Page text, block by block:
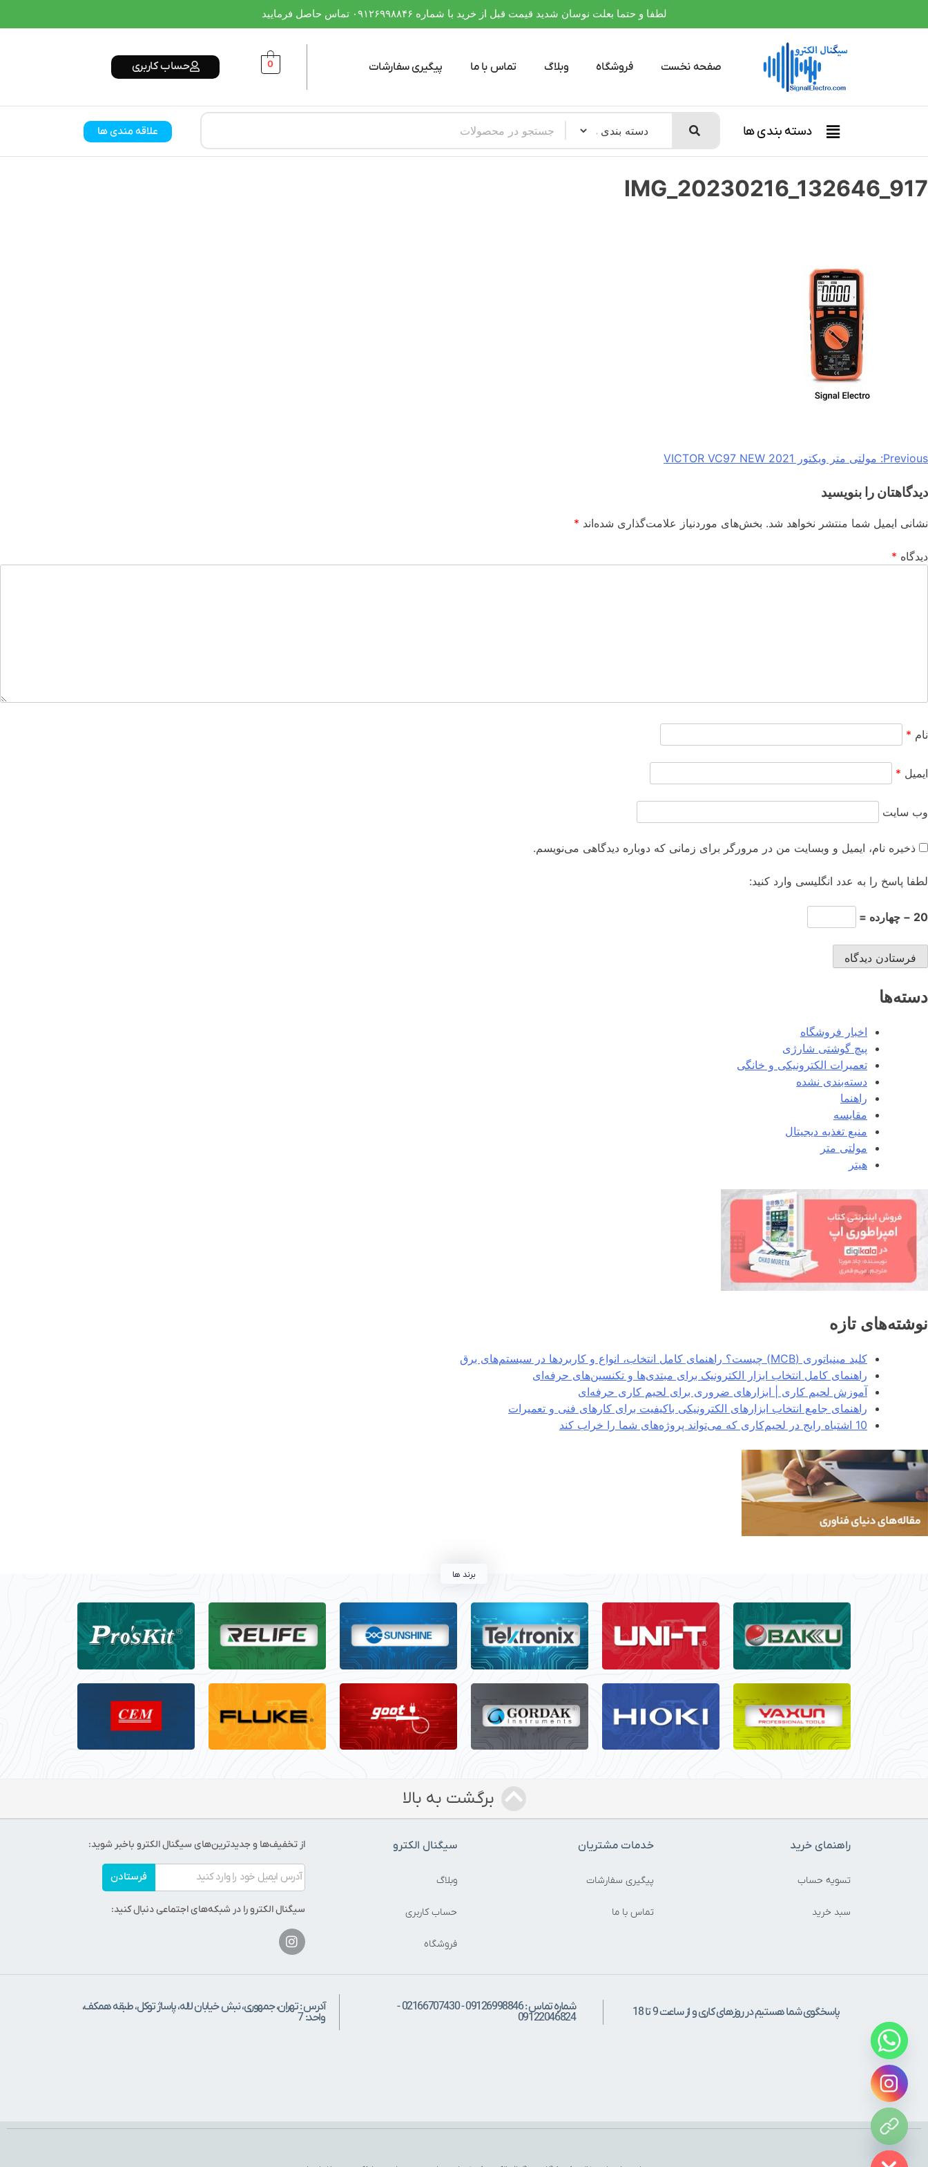
لطفا و حتما بعلت نوسان شدید قیمت قبل از خرید با شماره ۰۹۱۲۶۹۹۸۸۴۶ تماس حاصل فرمایید
صفحه نخست فروشگاه وبلاگ تماس با ما پیگیری سفارشات 0 حساب کاربری
دسته بندی ها علاقه مندی ها
IMG_20230216_132646_917
Previous: مولتی متر ویکتور VICTOR VC97 NEW 2021
دیدگاهتان را بنویسید
نشانی ایمیل شما منتشر نخواهد شد. بخش‌های موردنیاز علامت‌گذاری شده‌اند *
دیدگاه *
نام *
ایمیل *
وب‌ سایت
ذخیره نام، ایمیل و وبسایت من در مرورگر برای زمانی که دوباره دیدگاهی می‌نویسم.
لطفا پاسخ را به عدد انگلیسی وارد کنید:
20 − چهارده =
دسته‌ها
اخبار فروشگاه
پیچ گوشتی شارژی
تعمیرات الکترونیکی و خانگی
دسته‌بندی نشده
راهنما
مقایسه
منبع تغذیه دیجیتال
مولتی متر
هیتر
نوشته‌های تازه
کلید مینیاتوری (MCB) چیست؟ راهنمای کامل انتخاب، انواع و کاربردها در سیستم‌های برق
راهنمای کامل انتخاب ابزار الکترونیک برای مبتدی‌ها و تکنسین‌های حرفه‌ای
آموزش لحیم کاری | ابزارهای ضروری برای لحیم کاری حرفه‌ای
راهنمای جامع انتخاب ابزارهای الکترونیکی باکیفیت برای کارهای فنی و تعمیرات
10 اشتباه رایج در لحیم‌کاری که می‌تواند پروژه‌های شما را خراب کند
برند ها
برگشت به بالا
راهنمای خرید
تسویه حساب
سبد خرید
خدمات مشتریان
پیگیری سفارشات
تماس با ما
سیگنال الکترو
وبلاگ
حساب کاربری
فروشگاه
از تخفیف‌ها و جدیدترین‌های سیگنال الکترو باخبر شوید:
فرستادن
سیگنال الکترو را در شبکه‌های اجتماعی دنبال کنید:
پاسخگوی شما هستیم در روزهای کاری و از ساعت 9 تا 18
شماره تماس : 09126998846 - 02166707430 -
09122046824
آدرس : تهران، جمهوری، نبش خیابان لاله، پاساژ توکل، طبقه همکف،
واحد: 7
Hide